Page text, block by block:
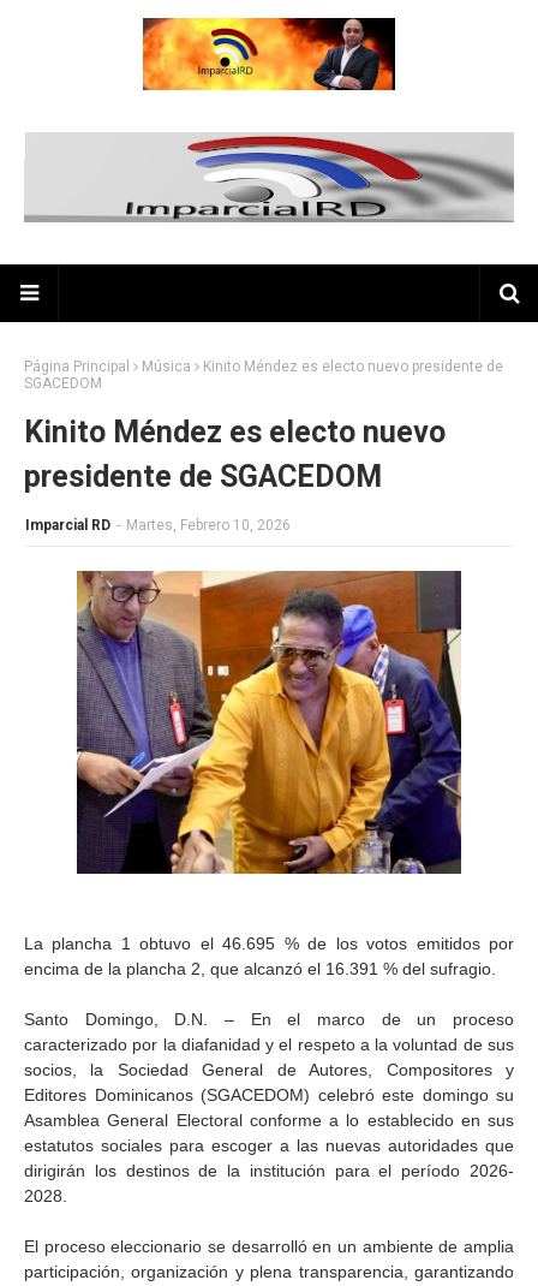
Página Principal Música
Kinito Méndez es electo nuevo presidente de
SGACEDOM
Kinito Méndez es electo nuevo
presidente de SGACEDOM
Imparcial RD - Martes, Febrero 10, 2026
La plancha 1 obtuvo el 46.695 % de los votos emitidos por
encima de la plancha 2, que alcanzó el 16.391 % del sufragio.
Santo Domingo, D.N. – En el marco de un proceso
caracterizado por la diafanidad y el respeto a la voluntad de sus
socios, la Sociedad General de Autores, Compositores y
Editores Dominicanos (SGACEDOM) celebró este domingo su
Asamblea General Electoral conforme a lo establecido en sus
estatutos sociales para escoger a las nuevas autoridades que
dirigirán los destinos de la institución para el período 2026-
2028.
El proceso eleccionario se desarrolló en un ambiente de amplia
participación, organización y plena transparencia, garantizando